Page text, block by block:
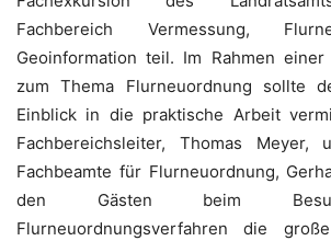
Fachbereich Vermessung,
Geoinformation teil. Im Rahmen einer
zum Thema Flurneuordnung sollte
Einblick in die praktische Arbeit
Fachbereichsleiter, Thomas Meyer,
Fachbeamte für Flurneuordnung,
den Gästen beim
Flurneuordnungsverfahren die